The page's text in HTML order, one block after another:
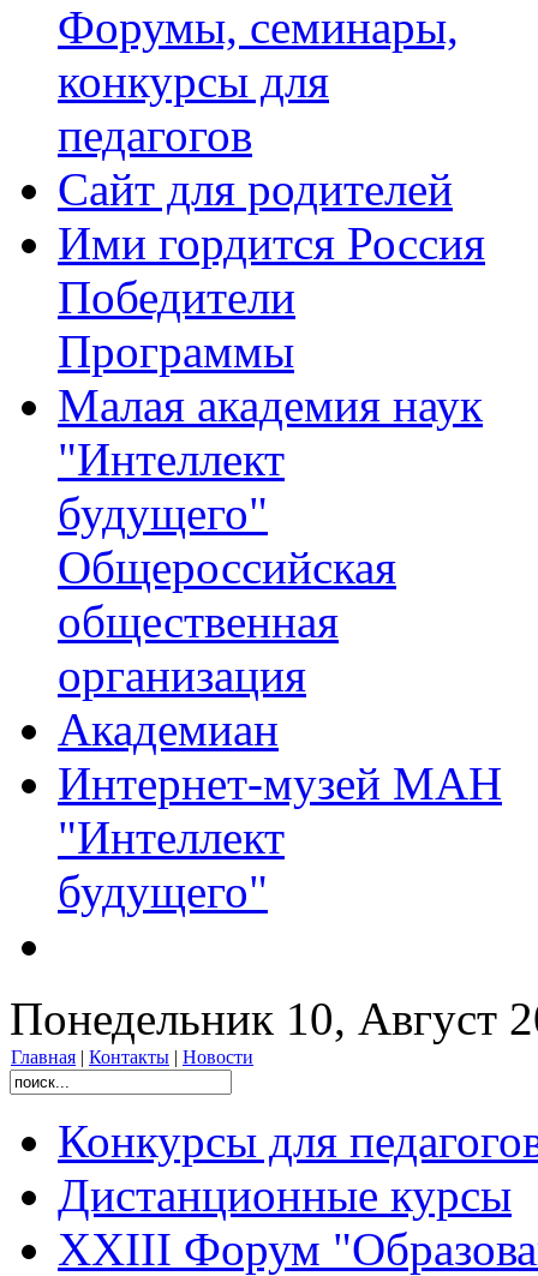
Форумы, семинары,
конкурсы для
педагогов
Сайт для родителей
Ими гордится Россия
Победители
Программы
Малая академия наук
"Интеллект
будущего"
Общероссийская
общественная
организация
Академиан
Интернет-музей МАН
"Интеллект
будущего"
Понедельник 10, Август
Главная | Контакты | Новости
Конкурсы для
Дистанционные курсы
XXIII Форум